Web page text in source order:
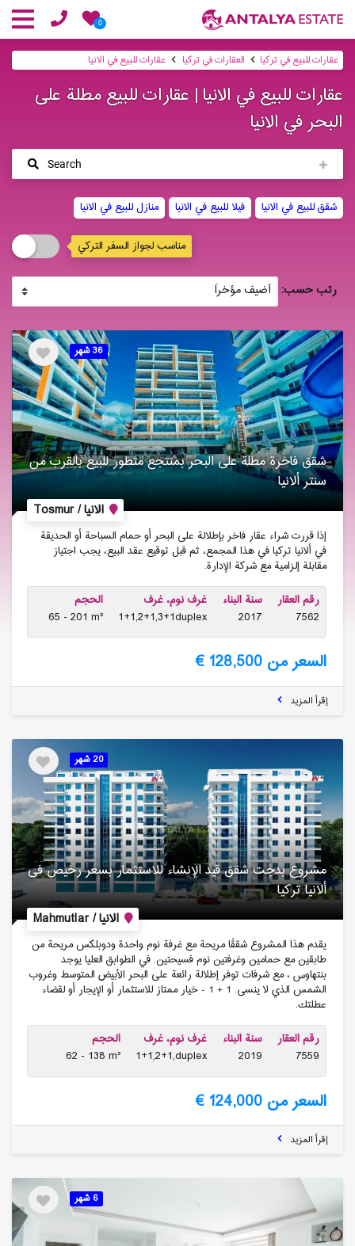
0
عقارات للبيع في تركيا العقارات في تركيا عقارات للبيع في الانيا
عقارات للبيع في الانيا | عقارات للبيع مطلة على
البحر في الانيا
Search
شقق للبيع في الانيا فیلا للبيع في الانيا منازل للبيع في الانيا
مناسب لجواز السفر التركي
رتب حسب:
36 شهر
شقق فاخرة مطلة على البحر بمنتجع متطور للبیع بالقرب من
سنتر ألانیا
الانيا / Tosmur
إذا قررت شراء عقار فاخر بإطلالة على البحر أو حمام السباحة أو الحديقة
في ألانيا تركيا في هذا المجمع، ثم قبل توقيع عقد البيع، يجب اجتياز
مقابلة إلزامية مع شركة الإدارة.
رقم العقار
7562
سنة البناء
2017
غرف نوم، غرف
1+1,2+1,3+1duplex
الحجم
65 - 201 m²
السعر من 128,500 €
إقرأ المزيد
20 شهر
مشروع بدجت شقق قید الإنشاء للاستثمار بسعر رخیص فی
ألانیا تركیا
الانيا / Mahmutlar
يقدم هذا المشروع شققًا مريحة مع غرفة نوم واحدة ودوبلكس مريحة من
طابقين مع حمامين وغرفتين نوم فسيحتين. في الطوابق العليا يوجد
بنتهاوس ، مع شرفات توفر إطلالة رائعة على البحر الأبيض المتوسط وغروب
الشمس الذي لا ينسى. 1 + 1 - خيار ممتاز للاستثمار أو الإيجار أو لقضاء
عطلتك.
رقم العقار
7559
سنة البناء
2019
غرف نوم، غرف
1+1,2+1,duplex
الحجم
62 - 138 m²
السعر من 124,000 €
إقرأ المزيد
6 شهر